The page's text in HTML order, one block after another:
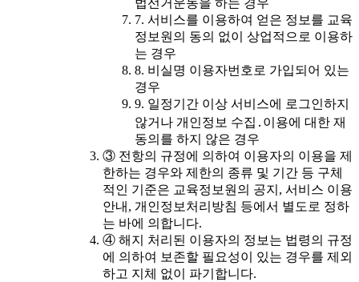
법선거운동을 하는 경우
7. 서비스를 이용하여 얻은 정보를 교육
정보원의 동의 없이 상업적으로 이용하
는 경우
8. 비실명 이용자번호로 가입되어 있는
경우
9. 일정기간 이상 서비스에 로그인하지
않거나 개인정보 수집․이용에 대한 재
동의를 하지 않은 경우
③ 전항의 규정에 의하여 이용자의 이용을 제
한하는 경우와 제한의 종류 및 기간 등 구체
적인 기준은 교육정보원의 공지, 서비스 이용
안내, 개인정보처리방침 등에서 별도로 정하
는 바에 의합니다.
④ 해지 처리된 이용자의 정보는 법령의 규정
에 의하여 보존할 필요성이 있는 경우를 제외
하고 지체 없이 파기합니다.